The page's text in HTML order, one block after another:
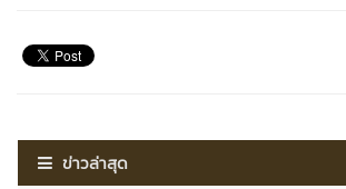
ข่าวล่าสุด